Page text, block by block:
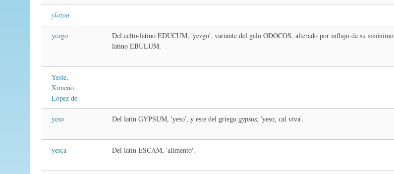
ylazon
yezgo
Del celto-latino EDUCUM, 'yezgo', variante del galo ODOCOS, alterado por influjo de su sinónimo
latino EBULUM.
Yeste,
Ximeno
López de
yeso Del latín GYPSUM, 'yeso', y este del griego gypsos, 'yeso, cal viva'.
yesca Del latín ESCAM, 'alimento'.